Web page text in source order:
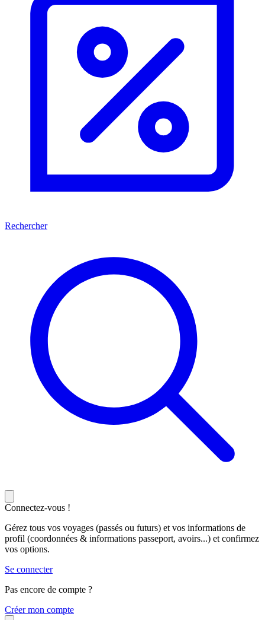
Rechercher
Connectez-vous !
Gérez tous vos voyages (passés ou futurs) et vos informations de
profil (coordonnées & informations passeport, avoirs...) et confirmez
vos options.
Se connecter
Pas encore de compte ?
Créer mon compte